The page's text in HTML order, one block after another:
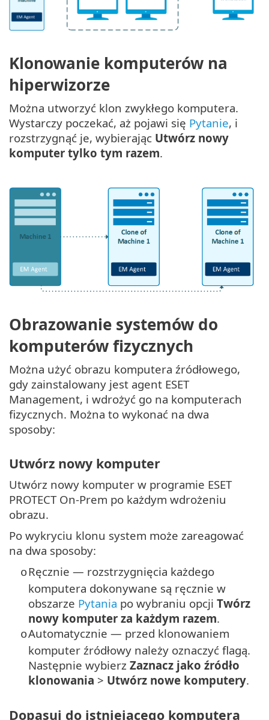
Klonowanie komputerów na
hiperwizorze
Można utworzyć klon zwykłego komputera.
Wystarczy poczekać, aż pojawi się Pytanie, i
rozstrzygnąć je, wybierając Utwórz nowy
komputer tylko tym razem.
Obrazowanie systemów do
komputerów fizycznych
Można użyć obrazu komputera źródłowego,
gdy zainstalowany jest agent ESET
Management, i wdrożyć go na komputerach
fizycznych. Można to wykonać na dwa
sposoby:
Utwórz nowy komputer
Utwórz nowy komputer w programie ESET
PROTECT On-Prem po każdym wdrożeniu
obrazu.
Po wykryciu klonu system może zareagować
na dwa sposoby:
oRęcznie — rozstrzygnięcia każdego
komputera dokonywane są ręcznie w
obszarze Pytania po wybraniu opcji Twórz
nowy komputer za każdym razem.
oAutomatycznie — przed klonowaniem
komputer źródłowy należy oznaczyć flagą.
Następnie wybierz Zaznacz jako źródło
klonowania > Utwórz nowe komputery.
Dopasuj do istniejącego komputera